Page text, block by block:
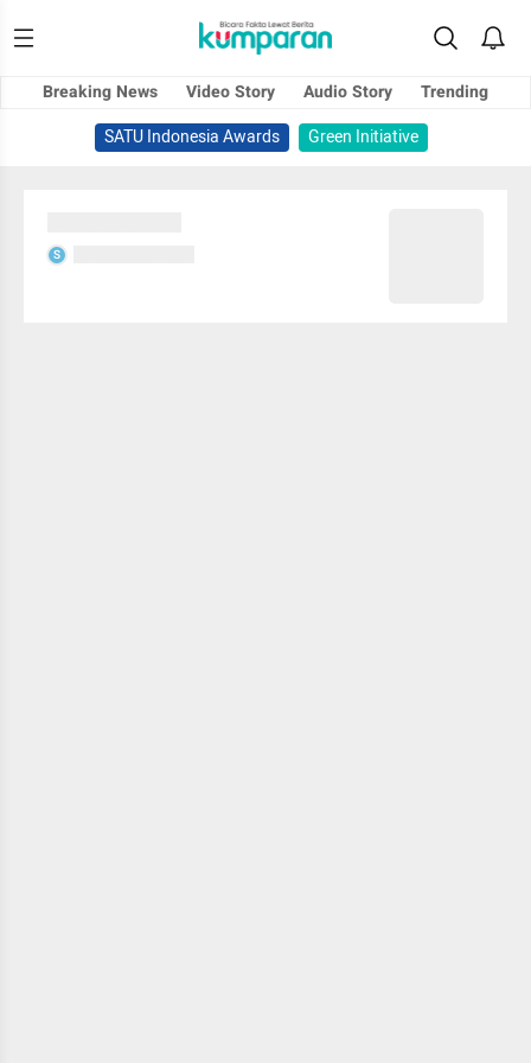
Breaking News Video Story Audio Story
Trending
SATU Indonesia Awards
Green Initiative
S